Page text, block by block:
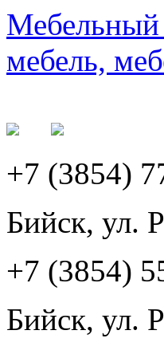
Мебельный
мебель,
+7 (3854)
Бийск, ул.
+7 (3854)
Бийск, ул.